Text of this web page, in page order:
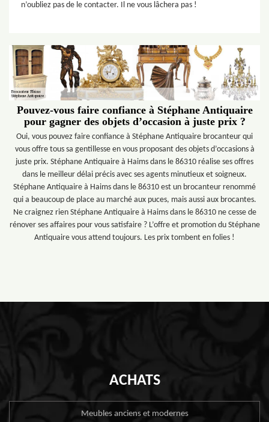
n’oubliez pas de le contacter. Il ne vous lâchera pas !
Pouvez-vous faire confiance à Stéphane Antiquaire
pour gagner des objets d’occasion à juste prix ?
Oui, vous pouvez faire confiance à Stéphane Antiquaire brocanteur qui
vous offre tous sa gentillesse en vous proposant des objets d’occasions à
juste prix. Stéphane Antiquaire à Haims dans le 86310 réalise ses offres
dans le meilleur délai précis avec ses agents minutieux et soigneux.
Stéphane Antiquaire à Haims dans le 86310 est un brocanteur renommé
qui a beaucoup de place au marché aux puces, mais aussi aux brocantes.
Ne craignez rien Stéphane Antiquaire à Haims dans le 86310 ne cesse de
rénover ses affaires pour vous satisfaire ? L’offre et promotion du Stéphane
Antiquaire vous attend toujours. Les prix tombent en folies !
ACHATS
Meubles anciens et modernes